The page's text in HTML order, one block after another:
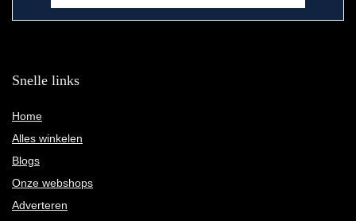
Snelle links
Home
Alles winkelen
Blogs
Onze webshops
Adverteren